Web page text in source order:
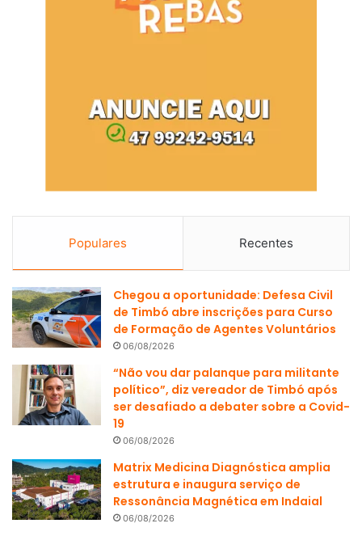
Populares Recentes
Chegou a oportunidade: Defesa Civil
de Timbó abre inscrições para Curso
de Formação de Agentes Voluntários
06/08/2026
“Não vou dar palanque para militante
político”, diz vereador de Timbó após
ser desafiado a debater sobre a Covid-
19
06/08/2026
Matrix Medicina Diagnóstica amplia
estrutura e inaugura serviço de
Ressonância Magnética em Indaial
06/08/2026